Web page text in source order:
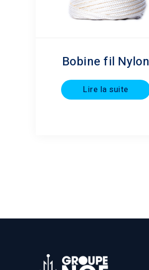
Bobine fil Nylon
Lire la suite